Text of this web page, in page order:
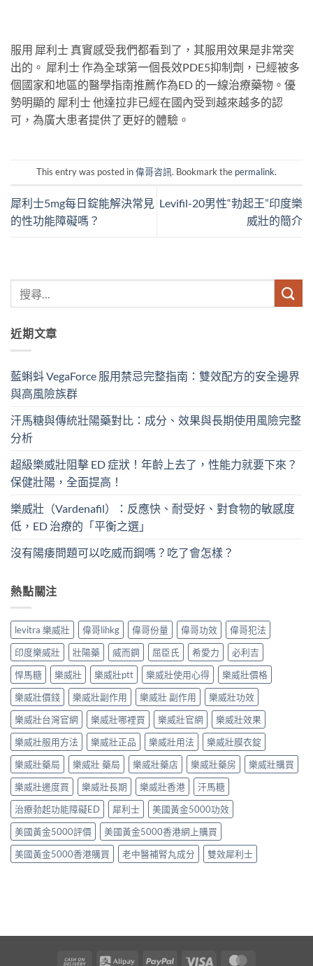
服用 犀利士 真實感受我們都看到了，其服用效果是非常突
出的。 犀利士 作為全球第一個長效PDE5抑制劑，已經被多
個國家和地區的醫學指南推薦作為ED 的一線治療藥物。優
勢明顯的 犀利士 他達拉非已經在國內受到越來越多的認
可，為廣大患者提供了更好的體驗。
This entry was posted in偉哥咨訊. Bookmark the permalink.
犀利士5mg每日錠能解決常見
的性功能障礙嗎？
Levifil-20男性“勃起王”印度樂
威壯的簡介
近期文章
藍蝌蚪 VegaForce 服用禁忌完整指南：雙效配方的安全邊界
與高風險族群
汗馬糖與傳統壯陽藥對比：成分、效果與長期使用風險完整
分析
超級樂威壯阻擊 ED 症狀！年齡上去了，性能力就要下來？
保健壯陽，全面提高！
樂威壯（Vardenafil）：反應快、耐受好、對食物的敏感度
低，ED 治療的「平衡之選」
沒有陽痿問題可以吃威而鋼嗎？吃了會怎樣？
熱點關注
levitra 樂威壯 偉哥lihkg 偉哥份量 偉哥功效
偉哥犯法
印度樂威壯
壯陽藥 威而鋼 屈臣氏 希愛力
必利吉
悍馬糖
樂威壯 樂威壯ptt 樂威壯使用心得
樂威壯價格
樂威壯價錢
樂威壯副作用 樂威壯 副作用
樂威壯功效
樂威壯台灣官網
樂威壯哪裡買 樂威壯官網
樂威壯效果
樂威壯服用方法
樂威壯正品 樂威壯用法
樂威壯膜衣錠
樂威壯藥局
樂威壯 藥局 樂威壯藥店 樂威壯藥房
樂威壯購買
樂威壯邊度買
樂威壯長期 樂威壯香港
汗馬糖
治療勃起功能障礙ED
犀利士
美國黃金5000功效
美國黃金5000評價
美國黃金5000香港網上購買
美國黃金5000香港購買
老中醫補腎丸成分 雙效犀利士
Cash Alipay PayPal Visa